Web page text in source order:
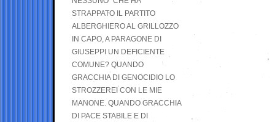
STRAPPATO IL PARTITO
ALBERGHIERO AL GRILLOZZO
IN CAPO, A PARAGONE DI
GIUSEPPI UN DEFICIENTE
COMUNE? QUANDO
GRACCHIA DI GENOCIDIO LO
STROZZEREI CON LE MIE
MANONE. QUANDO GRACCHIA
DI PACE STABILE E DI